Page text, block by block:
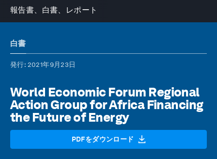
報告書、白書、レポート
白書
発行: 2021年9月23日
World Economic Forum Regional
Action Group for Africa Financing
the Future of Energy
PDFをダウンロード